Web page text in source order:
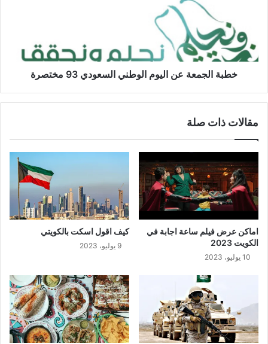
خطبة الجمعة عن اليوم الوطني السعودي 93 مختصرة
مقالات ذات صلة
اماكن عرض فيلم ساعة اجابة في
الكويت 2023
10 يوليو، 2023
كيف اقول اسكت بالكويتي
9 يوليو، 2023